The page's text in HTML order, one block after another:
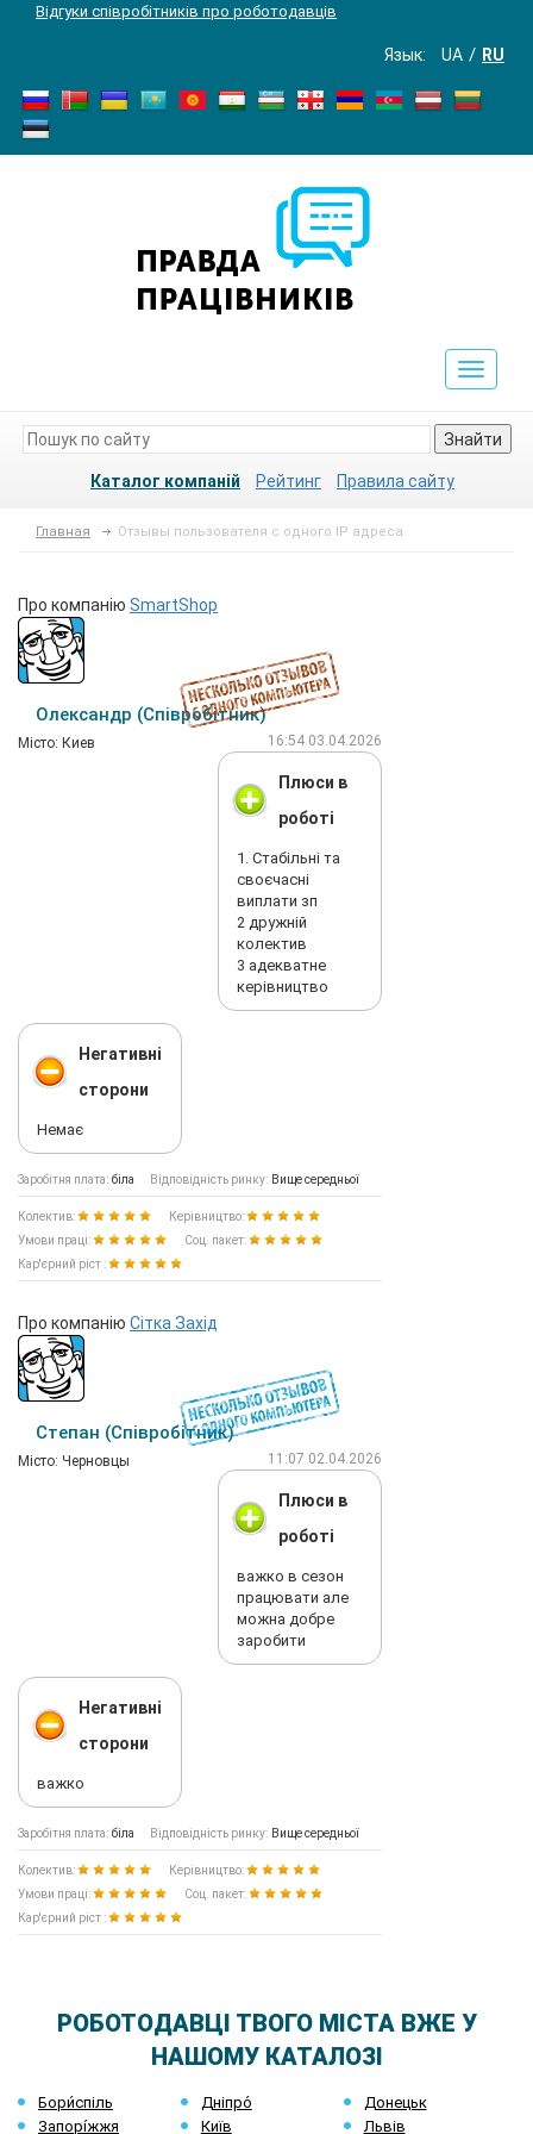
Відгуки співробітників про роботодавців
Язык: UA RU
Toggle
Знайти
Каталог компаній Рейтинг Правила сайту
Главная Отзывы пользователя с одного IP адреса
Про компанію SmartShop
Олександр (Співробітник)
Мiсто: Киев 16:54 03.04.2026
Плюси в
роботі
1. Стабільні та
своєчасні
виплати зп
2 дружній
колектив
3 адекватне
керівництво
Негативні
сторони
Немає
Заробітня плата: біла Відповідність ринку: Вище середньої
Колектив:
Керівництво:
Умови праці:
Соц. пакет:
Кар'єрний ріст :
Про компанію Сітка Захід
Степан (Співробітник)
Мiсто: Черновцы 11:07 02.04.2026
Плюси в
роботі
важко в сезон
працювати але
можна добре
заробити
Негативні
сторони
важко
Заробітня плата: біла Відповідність ринку: Вище середньої
Колектив:
Керівництво:
Умови праці:
Соц. пакет:
Кар'єрний ріст :
РОБОТОДАВЦІ ТВОГО МІСТА ВЖЕ У
НАШОМУ КАТАЛОЗІ
Бори́спіль Дніпро́
Донецьк
Запорі́жжя
Київ Львів